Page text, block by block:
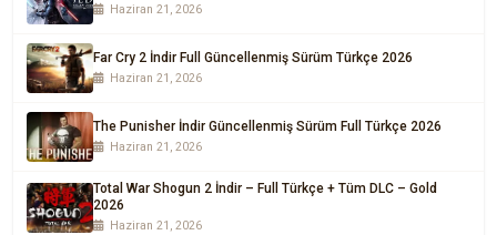
Haziran 21, 2026
Far Cry 2 İndir Full Güncellenmiş Sürüm Türkçe 2026
Haziran 21, 2026
The Punisher İndir Güncellenmiş Sürüm Full Türkçe 2026
Haziran 21, 2026
Total War Shogun 2 İndir – Full Türkçe + Tüm DLC – Gold
2026
Haziran 21, 2026